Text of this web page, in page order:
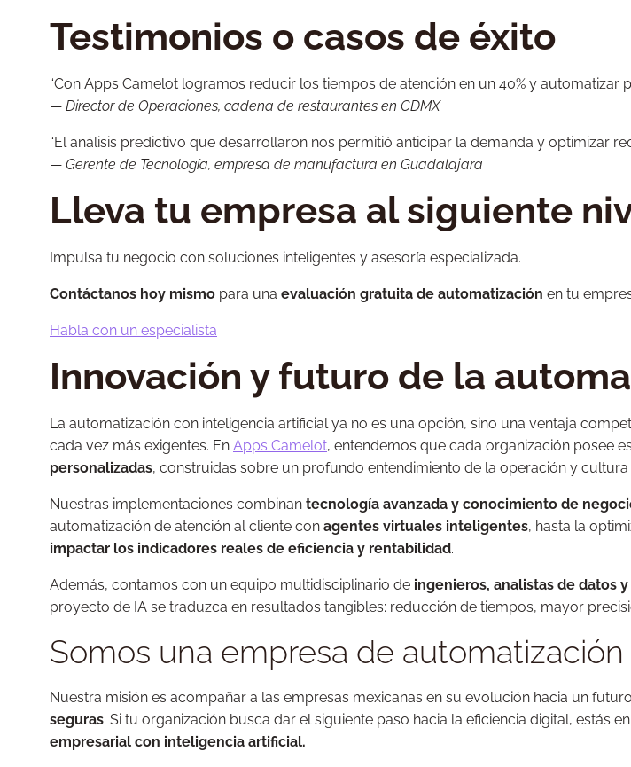
Testimonios o casos de éxito
“Con Apps Camelot logramos reducir los tiempos de atención en un 40% y automatizar
— Director de Operaciones, cadena de restaurantes en CDMX
“El análisis predictivo que desarrollaron nos permitió anticipar la demanda y optimizar
— Gerente de Tecnología, empresa de manufactura en Guadalajara
Lleva tu empresa al siguiente
Impulsa tu negocio con soluciones inteligentes y asesoría especializada.
Contáctanos hoy mismo para una evaluación gratuita de automatización en tu
Habla con un especialista
Innovación y futuro de la
La automatización con inteligencia artificial ya no es una opción, sino una ventaja
cada vez más exigentes. En Apps Camelot, entendemos que cada organización posee
personalizadas, construidas sobre un profundo entendimiento de la operación y cultura
Nuestras implementaciones combinan tecnología avanzada y conocimiento de
automatización de atención al cliente con agentes virtuales inteligentes, hasta la
impactar los indicadores reales de eficiencia y rentabilidad.
Además, contamos con un equipo multidisciplinario de ingenieros, analistas de datos
proyecto de IA se traduzca en resultados tangibles: reducción de tiempos, mayor
Somos una empresa de
Nuestra misión es acompañar a las empresas mexicanas en su evolución hacia un
seguras. Si tu organización busca dar el siguiente paso hacia la eficiencia digital, estás
empresarial con inteligencia artificial.